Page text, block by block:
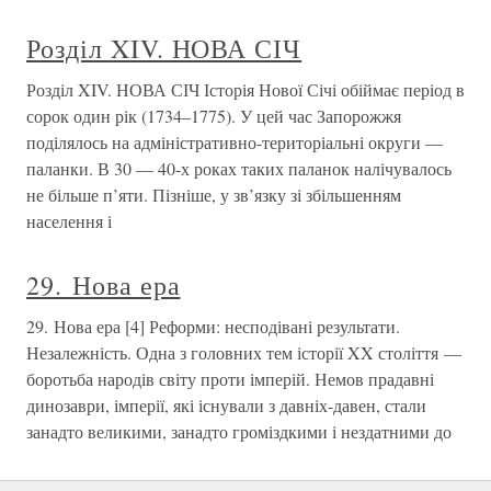
Розділ XIV. НОВА СІЧ
Розділ XIV. НОВА СІЧ Історія Нової Січі обіймає період в
сорок один рік (1734–1775). У цей час Запорожжя
поділялось на адміністративно-територіальні округи —
паланки. В 30 — 40-х роках таких паланок налічувалось
не більше п’яти. Пізніше, у зв’язку зі збільшенням
населення і
29. Нова ера
29. Нова ера [4] Реформи: несподівані результати.
Незалежність. Одна з головних тем історії XX століття —
боротьба народів світу проти імперій. Немов прадавні
динозаври, імперії, які існували з давніх-давен, стали
занадто великими, занадто громіздкими і нездатними до